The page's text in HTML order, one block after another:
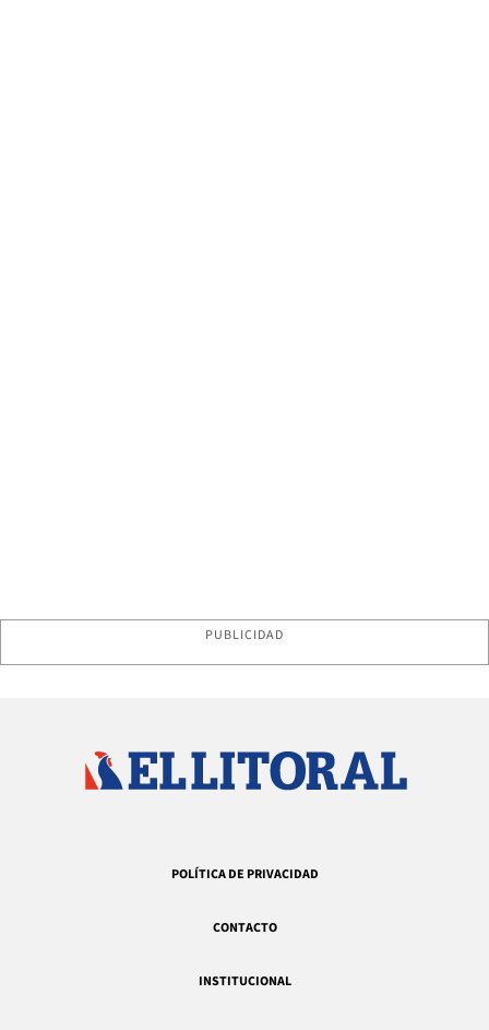
PUBLICIDAD
POLÍTICA DE PRIVACIDAD
CONTACTO
INSTITUCIONAL